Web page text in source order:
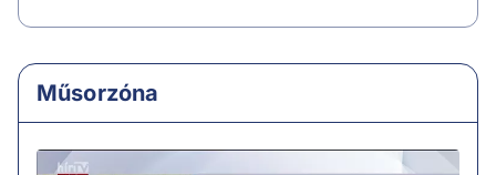
Műsorzóna